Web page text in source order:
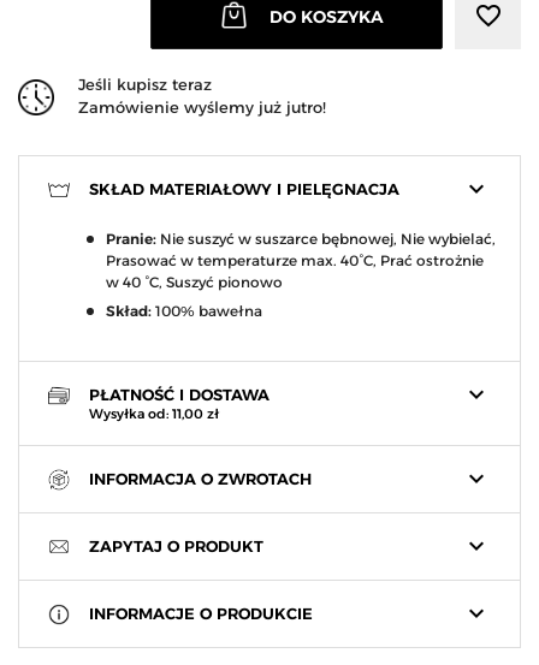
DO KOSZYKA favorite_border
Jeśli kupisz teraz
Zamówienie wyślemy już jutro!
keyboard_arrow_down
SKŁAD MATERIAŁOWY I PIELĘGNACJA
Pranie: Nie suszyć w suszarce bębnowej, Nie wybielać,
Prasować w temperaturze max. 40°C, Prać ostrożnie
w 40 °C, Suszyć pionowo
Skład: 100% bawełna
keyboard_arrow_down
PŁATNOŚĆ I DOSTAWA
Wysyłka od: 11,00 zł
keyboard_arrow_down
INFORMACJA O ZWROTACH
keyboard_arrow_down
ZAPYTAJ O PRODUKT
keyboard_arrow_down
INFORMACJE O PRODUKCIE